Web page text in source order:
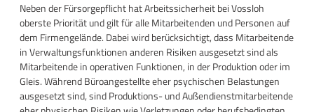
Neben der Fürsorgepflicht hat Arbeitssicherheit bei Vossloh
oberste Priorität und gilt für alle Mitarbeitenden und Personen auf
dem Firmengelände. Dabei wird berücksichtigt, dass Mitarbeitende
in Verwaltungsfunktionen anderen Risiken ausgesetzt sind als
Mitarbeitende in operativen Funktionen, in der Produktion oder im
Gleis. Während Büroangestellte eher psychischen Belastungen
ausgesetzt sind, sind Produktions- und Außendienstmitarbeitende